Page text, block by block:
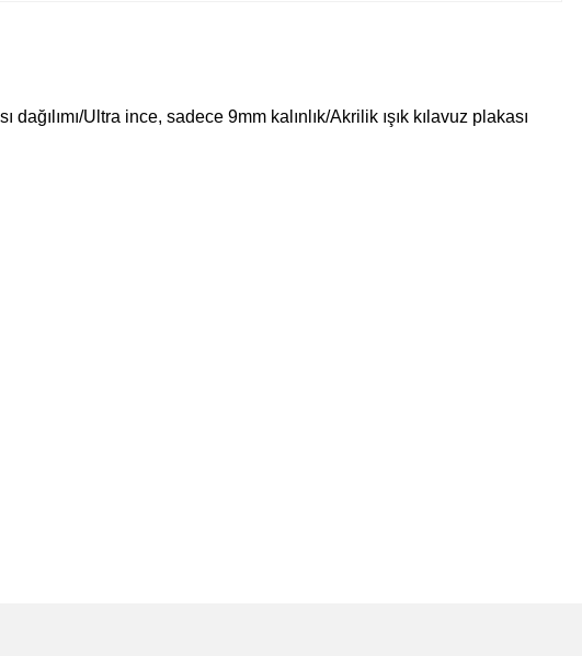
Ultra ince, sadece 9mm kalınlık/Akrilik ışık kılavuz plakası